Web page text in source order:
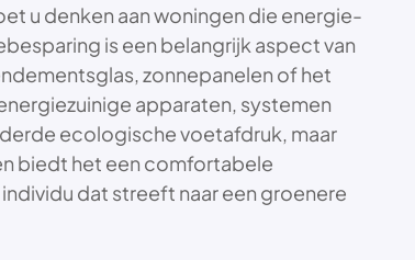
u denken aan woningen die energie-
is een belangrijk aspect van
zonnepanelen of het
apparaten, systemen
ecologische voetafdruk, maar
biedt het een comfortabele
dat streeft naar een groenere